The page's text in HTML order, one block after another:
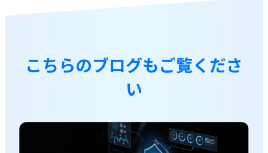
こちらのブログもご覧くださ
い